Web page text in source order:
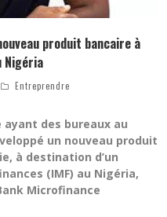
produit bancaire à
Nigéria
Entreprendre
des bureaux au
un nouveau produit
à destination d’un
(IMF) au Nigéria,
Microfinance